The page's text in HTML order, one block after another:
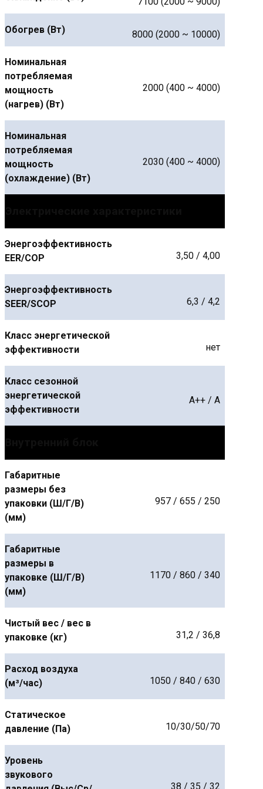
Обогрев (Вт) 8000 (2000 ~ 10000)
Номинальная
потребляемая
мощность
(нагрев) (Вт)
2000 (400 ~ 4000)
Номинальная
потребляемая
мощность
(охлаждение) (Вт)
2030 (400 ~ 4000)
Энергоэффективность
EER/COP
3,50 / 4,00
Энергоэффективность
SEER/SCOP
6,3 / 4,2
Класс энергетической
эффективности
нет
Класс сезонной
энергетической
эффективности
A++ / A
Габаритные
размеры без
упаковки (Ш/Г/В)
(мм)
957 / 655 / 250
Габаритные
размеры в
упаковке (Ш/Г/В)
(мм)
1170 / 860 / 340
Чистый вес / вес в
упаковке (кг)
31,2 / 36,8
Расход воздуха
(м³/час)
1050 / 840 / 630
Статическое
давление (Па)
10/30/50/70
Уровень
звукового
38 / 35 / 32